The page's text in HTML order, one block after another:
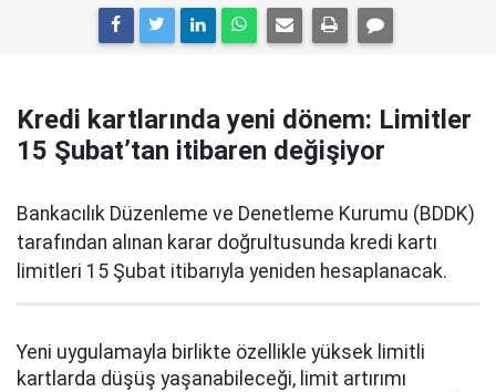
Kredi kartlarında yeni dönem: Limitler
15 Şubat’tan itibaren değişiyor
Bankacılık Düzenleme ve Denetleme Kurumu (BDDK)
tarafından alınan karar doğrultusunda kredi kartı
limitleri 15 Şubat itibarıyla yeniden hesaplanacak.
Yeni uygulamayla birlikte özellikle yüksek limitli
kartlarda düşüş yaşanabileceği, limit artırımı